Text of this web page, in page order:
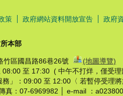
策 政府網站資料開放宣告
政府
本部
竹區國昌路86巷26號
(地圖導覽)
08:00 至 17:30 ( 中午不打烊，僅受
」：09:00 至 12:00〈 若暫停受理將
真：07-6969982 │ e-mail ：